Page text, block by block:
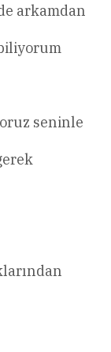
arkamdan
seninle